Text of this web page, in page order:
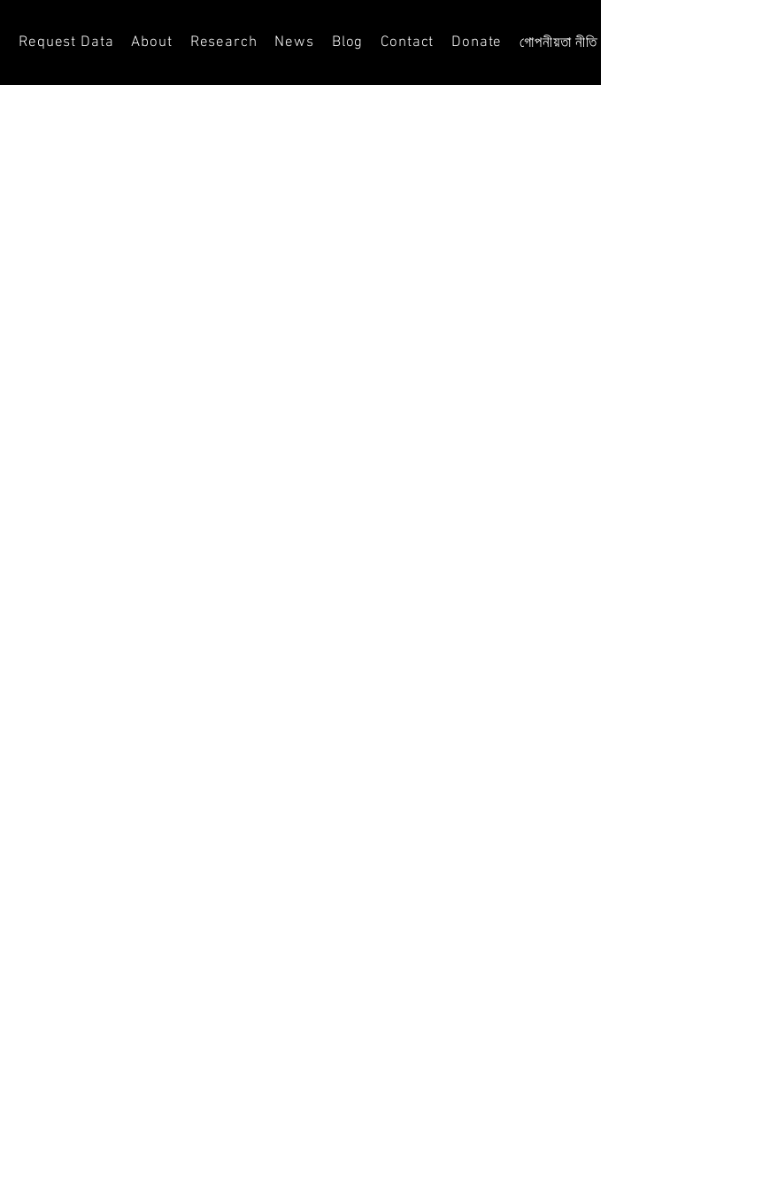
Request Data About Research News Blog Contact Donate গোপনীয়তা নীতি